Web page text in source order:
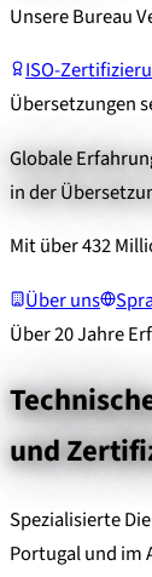
Unsere Bureau
ISO-
Übersetzungen
Globale
in der
Mit über 432
Über uns
Über 20 Jahre
und
Spezialisierte
Portugal und im